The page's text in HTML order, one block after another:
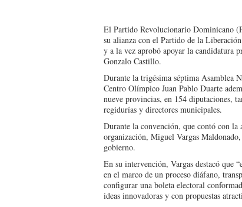
El Partido Revolucionario Dominicano
su alianza con el Partido de la
y a la vez aprobó apoyar la candidatura
Gonzalo Castillo.
Durante la trigésima séptima Asamblea
Centro Olímpico Juan Pablo Duarte
nueve provincias, en 154 diputaciones,
regidurías y directores municipales.
Durante la convención, que contó con la
organización, Miguel Vargas
gobierno.
En su intervención, Vargas destacó que
en el marco de un proceso diáfano,
configurar una boleta electoral
ideas innovadoras y con propuestas